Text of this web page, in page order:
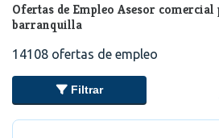
Ofertas de Empleo Asesor comercial
barranquilla
14108 ofertas de empleo
Filtrar